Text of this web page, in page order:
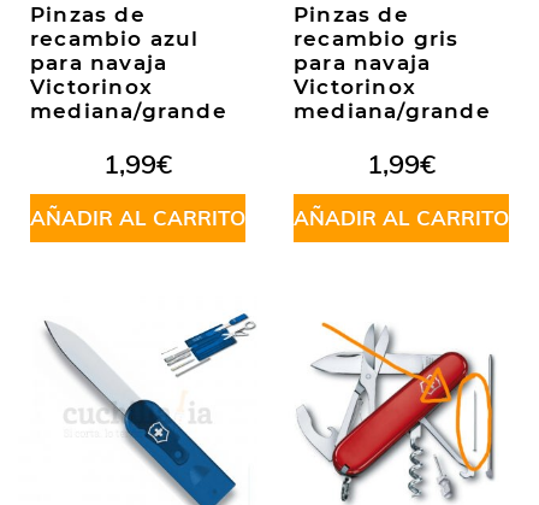
Pinzas de
recambio azul
para navaja
Victorinox
mediana/grande
1,99€
AÑADIR AL CARRITO
Pinzas de
recambio gris
para navaja
Victorinox
mediana/grande
1,99€
AÑADIR AL CARRITO